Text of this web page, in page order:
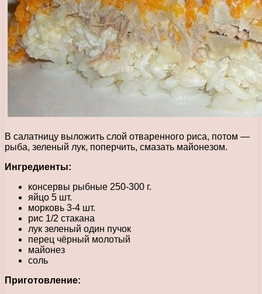
В салатницу выложить слой отваренного риса, потом —
рыба, зеленый лук, поперчить, смазать майонезом.
Ингредиенты:
консервы рыбные 250-300 г.
яйцо 5 шт.
морковь 3-4 шт.
рис 1/2 стакана
лук зеленый один пучок
перец чёрный молотый
майонез
соль
Приготовление: